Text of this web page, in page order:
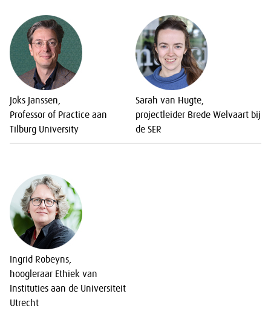
Joks Janssen,
Professor of Practice aan
Tilburg University
Sarah van Hugte,
projectleider Brede Welvaart bij
de SER
Ingrid Robeyns,
hoogleraar Ethiek van
Instituties aan de Universiteit
Utrecht